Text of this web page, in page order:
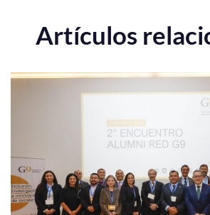
Artículos